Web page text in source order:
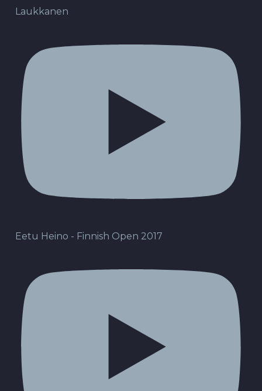
Laukkanen
Eetu Heino - Finnish Open 2017